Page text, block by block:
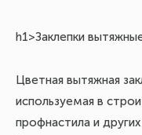
h1>Заклепки
Цветная вытяжная
используемая в
профнастила и